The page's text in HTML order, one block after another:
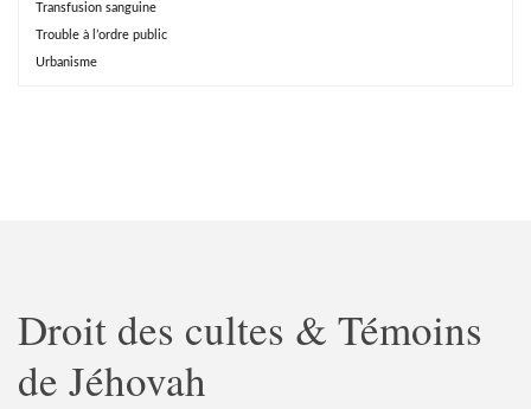
Transfusion sanguine
Trouble à l’ordre public
Urbanisme
Droit des cultes & Témoins
de Jéhovah